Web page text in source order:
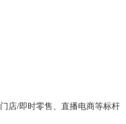
店/即时零售、直播电商等标杆